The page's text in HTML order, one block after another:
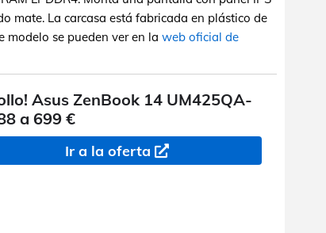
mate. La carcasa está fabricada en plástico de
modelo se pueden ver en la web oficial de
Asus ZenBook 14 UM425QA-
a 699 €
Ir a la oferta